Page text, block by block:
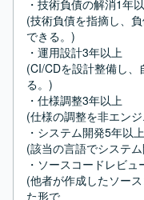
・技術負債の解消1年
(技術負債を指摘し、
できる。)
・運用設計3年以上
(CI/CDを設計整備し、
る。)
・仕様調整3年以上
(仕様の調整を非エン
・システム開発5年以上
(該当の言語でシステ
・ソースコードレビュ
(他者が作成したソー
た形で